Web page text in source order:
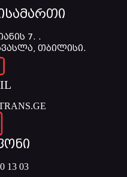
7. .
თბილისი.
13 03